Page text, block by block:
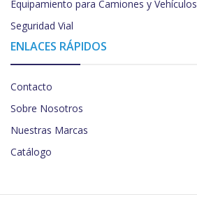
Equipamiento para Camiones y Vehículos
Seguridad Vial
ENLACES RÁPIDOS
Contacto
Sobre Nosotros
Nuestras Marcas
Catálogo